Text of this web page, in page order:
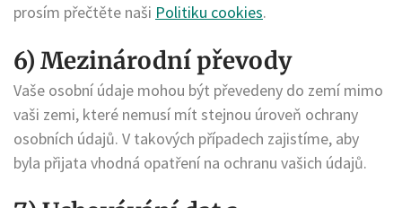
prosím přečtěte naši Politiku cookies.
6) Mezinárodní převody
Vaše osobní údaje mohou být převedeny do zemí mimo
vaši zemi, které nemusí mít stejnou úroveň ochrany
osobních údajů. V takových případech zajistíme, aby
byla přijata vhodná opatření na ochranu vašich údajů.